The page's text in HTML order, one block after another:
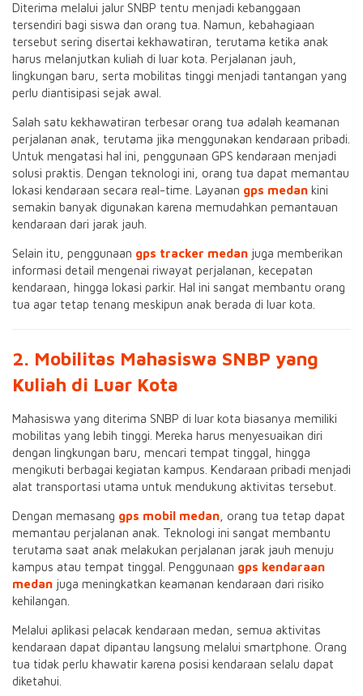
Diterima melalui jalur SNBP tentu menjadi kebanggaan
tersendiri bagi siswa dan orang tua. Namun, kebahagiaan
tersebut sering disertai kekhawatiran, terutama ketika anak
harus melanjutkan kuliah di luar kota. Perjalanan jauh,
lingkungan baru, serta mobilitas tinggi menjadi tantangan yang
perlu diantisipasi sejak awal.
Salah satu kekhawatiran terbesar orang tua adalah keamanan
perjalanan anak, terutama jika menggunakan kendaraan pribadi.
Untuk mengatasi hal ini, penggunaan GPS kendaraan menjadi
solusi praktis. Dengan teknologi ini, orang tua dapat memantau
lokasi kendaraan secara real-time. Layanan gps medan kini
semakin banyak digunakan karena memudahkan pemantauan
kendaraan dari jarak jauh.
Selain itu, penggunaan gps tracker medan juga memberikan
informasi detail mengenai riwayat perjalanan, kecepatan
kendaraan, hingga lokasi parkir. Hal ini sangat membantu orang
tua agar tetap tenang meskipun anak berada di luar kota.
2. Mobilitas Mahasiswa SNBP yang
Kuliah di Luar Kota
Mahasiswa yang diterima SNBP di luar kota biasanya memiliki
mobilitas yang lebih tinggi. Mereka harus menyesuaikan diri
dengan lingkungan baru, mencari tempat tinggal, hingga
mengikuti berbagai kegiatan kampus. Kendaraan pribadi menjadi
alat transportasi utama untuk mendukung aktivitas tersebut.
Dengan memasang gps mobil medan , orang tua tetap dapat
memantau perjalanan anak. Teknologi ini sangat membantu
terutama saat anak melakukan perjalanan jarak jauh menuju
kampus atau tempat tinggal. Penggunaan gps kendaraan
medan juga meningkatkan keamanan kendaraan dari risiko
kehilangan.
Melalui aplikasi pelacak kendaraan medan, semua aktivitas
kendaraan dapat dipantau langsung melalui smartphone. Orang
tua tidak perlu khawatir karena posisi kendaraan selalu dapat
diketahui.